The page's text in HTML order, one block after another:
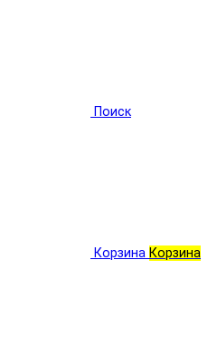
Поиск
Корзина Корзина